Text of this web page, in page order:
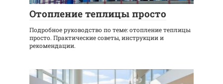
Отопление теплицы просто
Подробное руководство по теме: отопление теплицы
просто. Практические советы, инструкции и
рекомендации.